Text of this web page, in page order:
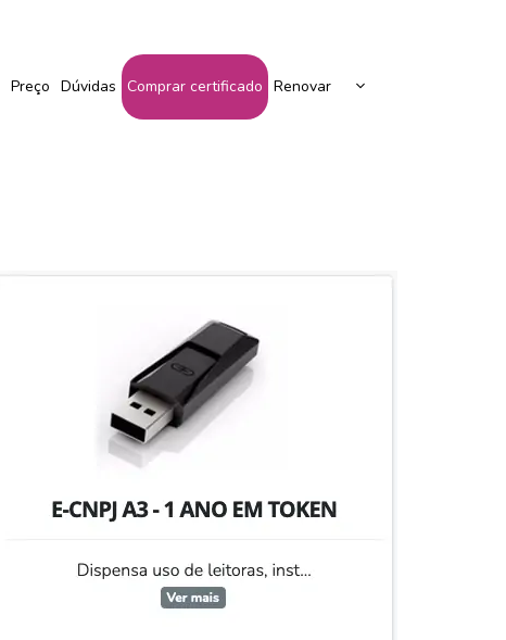
Preço Dúvidas Comprar certificado Renovar